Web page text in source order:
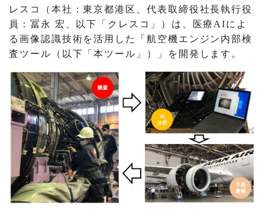
レスコ（本社：東京都港区、代表取締役社長執行役
員：冨永 宏、以下「クレスコ」）は、医療AIによ
る画像認識技術を活用した「航空機エンジン内部検
査ツール（以下「本ツール」）」を開発します。